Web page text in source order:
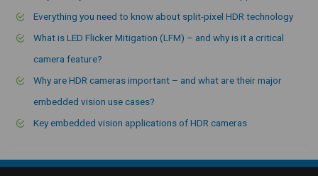
Everything you need to know about split-pixel HDR technology
What is LED Flicker Mitigation (LFM) – and why is it a critical
camera feature?
Why are HDR cameras important – and what are their major
embedded vision use cases?
Key embedded vision applications of HDR cameras
\